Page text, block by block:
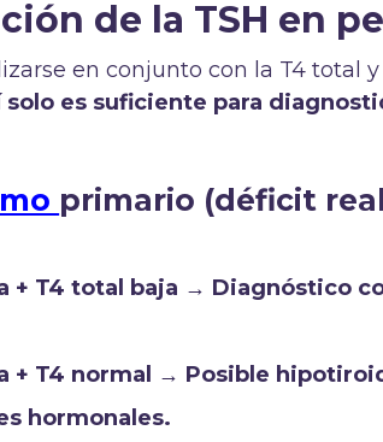
de la TSH en
en conjunto con la T4 total
solo es suficiente para
primario (déficit
+ T4 total baja → Diagnóstico
+ T4 normal → Posible
hormonales.